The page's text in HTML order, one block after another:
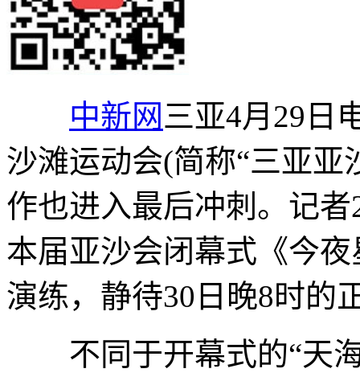
中新网三亚4月29日
沙滩运动会(简称“三亚亚
作也进入最后冲刺。记
本届亚沙会闭幕式《今
演练，静待30日晚8时的
不同于开幕式的“天海